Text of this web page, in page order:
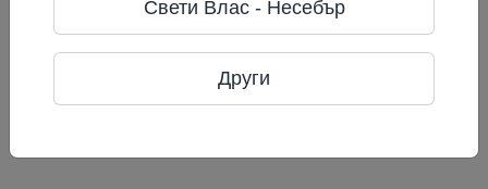
Василенко 7, БЦ Гелиос
Често разглеждани
Свети Влас - Несебър
Други